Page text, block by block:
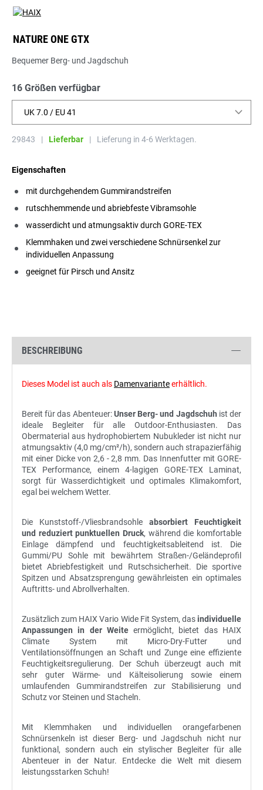
NATURE ONE GTX
Bequemer Berg- und Jagdschuh
16 Größen verfügbar
UK 7.0 / EU 41
29843 | Lieferbar | Lieferung in 4-6 Werktagen.
Eigenschaften
mit durchgehendem Gummirandstreifen
rutschhemmende und abriebfeste Vibramsohle
wasserdicht und atmungsaktiv durch GORE-TEX
Klemmhaken und zwei verschiedene Schnürsenkel zur
individuellen Anpassung
geeignet für Pirsch und Ansitz
BESCHREIBUNG
Dieses Model ist auch als Damenvarianteerhältlich.
Bereit für das Abenteuer:Unser Berg- und Jagdschuh ist der
ideale Begleiter für alle Outdoor-Enthusiasten. Das
Obermaterial aus hydrophobiertem Nubukleder ist nicht nur
atmungsaktiv (4,0 mg/cm²/h), sondern auch strapazierfähig
mit einer Dicke von 2,6 - 2,8 mm. Das Innenfutter mit GORE-
TEX Performance, einem 4-lagigen GORE-TEX Laminat,
sorgt für Wasserdichtigkeit und optimales Klimakomfort,
egal bei welchem Wetter.
Die Kunststoff-/Vliesbrandsohle absorbiert Feuchtigkeit
und reduziert punktuellen Druck, während die komfortable
Einlage dämpfend und feuchtigkeitsableitend ist. Die
Gummi/PU Sohle mit bewährtem Straßen-/Geländeprofil
bietet Abriebfestigkeit und Rutschsicherheit. Die sportive
Spitzen und Absatzsprengung gewährleisten ein optimales
Auftritts- und Abrollverhalten.
Zusätzlich zum HAIX Vario Wide Fit System, dasindividuelle
Anpassungen in der Weiteermöglicht, bietet das HAIX
Climate System mit Micro-Dry-Futter und
Ventilationsöffnungen an Schaft und Zunge eine effiziente
Feuchtigkeitsregulierung. Der Schuh überzeugt auch mit
sehr guter Wärme- und Kälteisolierung sowie einem
umlaufenden Gummirandstreifen zur Stabilisierung und
Schutz vor Steinen und Stacheln.
Mit Klemmhaken und individuellen orangefarbenen
Schnürsenkeln ist dieser Berg- und Jagdschuh nicht nur
funktional, sondern auch ein stylischer Begleiter für alle
Abenteuer in der Natur. Entdecke die Welt mit diesem
leistungsstarken Schuh!